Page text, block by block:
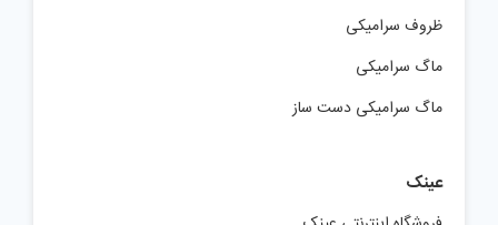
ظروف سرامیکی
ماگ سرامیکی
ماگ سرامیکی دست ساز
عینک